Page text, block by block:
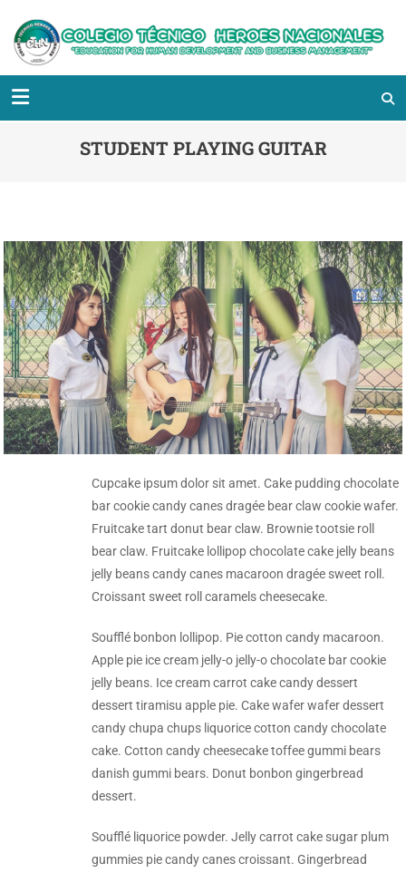
STUDENT PLAYING GUITAR
Cupcake ipsum dolor sit amet. Cake pudding chocolate
bar cookie candy canes dragée bear claw cookie wafer.
Fruitcake tart donut bear claw. Brownie tootsie roll
bear claw. Fruitcake lollipop chocolate cake jelly beans
jelly beans candy canes macaroon dragée sweet roll.
Croissant sweet roll caramels cheesecake.
Soufflé bonbon lollipop. Pie cotton candy macaroon.
Apple pie ice cream jelly-o jelly-o chocolate bar cookie
jelly beans. Ice cream carrot cake candy dessert
dessert tiramisu apple pie. Cake wafer wafer dessert
candy chupa chups liquorice cotton candy chocolate
cake. Cotton candy cheesecake toffee gummi bears
danish gummi bears. Donut bonbon gingerbread
dessert.
Soufflé liquorice powder. Jelly carrot cake sugar plum
gummies pie candy canes croissant. Gingerbread